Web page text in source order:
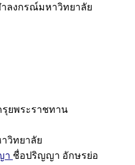
าลงกรณ์มหาวิทยาลัย
รุยพระราชทาน
วิทยาลัย
า ชื่อปริญญา อักษรย่อ